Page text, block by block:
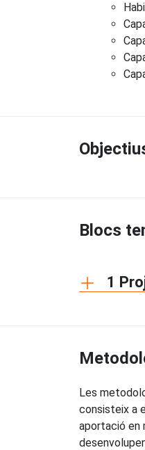
Blocs
1
Les
consisteix a
aportació en